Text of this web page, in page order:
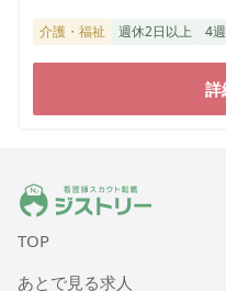
介護・福祉 週休2日以上 4
詳
ジストリー 看護師の転職
TOP
あとで見る求人